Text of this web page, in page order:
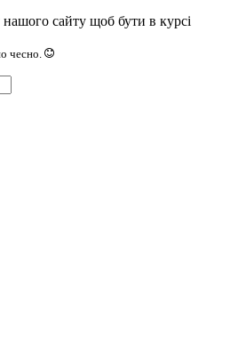
сайту щоб бути в курсі
чесно.